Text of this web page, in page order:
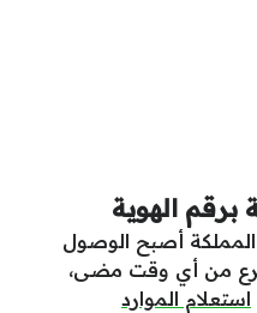
برقم الهوية
أصبح الوصول
من أي وقت مضى،
استعلام الموارد